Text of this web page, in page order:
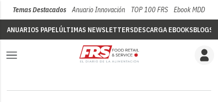
Temas Destacados Anuario Innovación TOP 100 FRS Ebook MDD
ANUARIOS PAPELÚLTIMAS NEWSLETTERSDESCARGA EBOOKSBLOGS